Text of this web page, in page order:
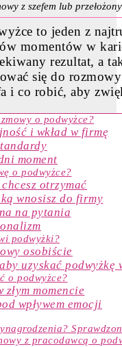
z szefem lub
to jeden z
momentów w
rezultat, a
się do
i co robić, aby
o podwyżce?
i wkład w firmę
moment
o podwyżce?
otrzymać
wnosisz do firmy
na pytania
podwyżki?
osobiście
uzyskać podwyżkę
o podwyżce?
momencie
wpływem emocji
z pracodawcą o